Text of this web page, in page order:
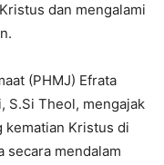
dan mengalami
(PHMJ) Efrata
S.Si Theol, mengajak
kematian Kristus di
secara mendalam